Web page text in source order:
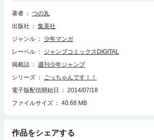
著者
つの丸
出版社
集英社
ジャンル
少年マンガ
レーベル
ジャンプコミックスDIGITAL
掲載誌
週刊少年ジャンプ
シリーズ
ごっちゃんです！！
電子版配信開始日
2014/07/18
ファイルサイズ
40.68 MB
作品をシェアする